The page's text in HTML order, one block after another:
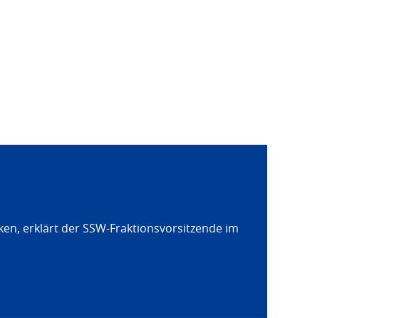
erklärt der SSW-Fraktionsvorsitzende im